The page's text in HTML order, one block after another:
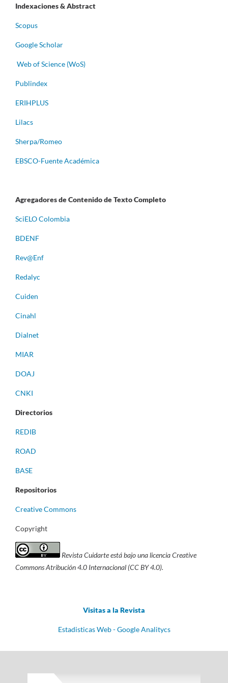
Indexaciones & Abstract
Scopus
Google Scholar
Web of Science (WoS)
Publindex
ERIHPLUS
Lilacs
Sherpa/Romeo
EBSCO-Fuente Académica
Agregadores de Contenido de Texto Completo
SciELO Colombia
BDENF
Rev@Enf
Redalyc
Cuiden
Cinahl
Dialnet
MIAR
DOAJ
CNKI
Directorios
REDIB
ROAD
BASE
Repositorios
Creative Commons
Copyright
Revista Cuidarte está bajo una licencia Creative
Commons Atribución 4.0 Internacional (CC BY 4.0).
Visitas a la Revista
Estadisticas Web - Google Analitycs